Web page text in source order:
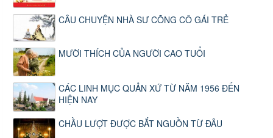
CÂU CHUYỆN NHÀ SƯ CÕNG CÔ GÁI TRẺ
MƯỜI THÍCH CỦA NGƯỜI CAO TUỔI
CÁC LINH MỤC QUẢN XỨ TỪ NĂM 1956 ĐẾN
HIỆN NAY
CHẦU LƯỢT ĐƯỢC BẮT NGUỒN TỪ ĐÂU